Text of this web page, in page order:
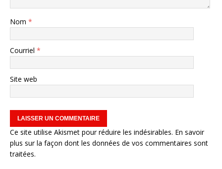
Nom *
Courriel *
Site web
Ce site utilise Akismet pour réduire les indésirables. En savoir
plus sur la façon dont les données de vos commentaires sont
traitées.